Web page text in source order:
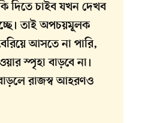
দিতে চাইব যখন দেখব
তাই অপচয়মূলক
আসতে না পারি,
স্পৃহা বাড়বে না।
রাজস্ব আহরণও